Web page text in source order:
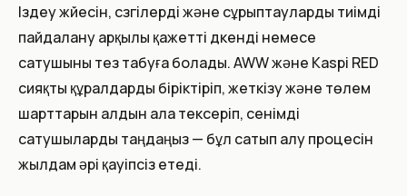
Іздеу жүйесін, сүзгілерді және сұрыптауларды тиімді
пайдалану арқылы қажетті дүкенді немесе
сатушыны тез табуға болады. AWW және Kaspi RED
сияқты құралдарды біріктіріп, жеткізу және төлем
шарттарын алдын ала тексеріп, сенімді
сатушыларды таңдаңыз — бұл сатып алу процесін
жылдам әрі қауіпсіз етеді.